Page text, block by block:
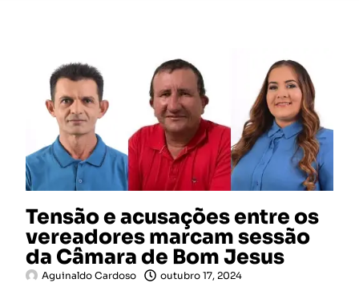
Tensão e acusações entre os
vereadores marcam sessão
da Câmara de Bom Jesus
Aguinaldo Cardoso
outubro 17, 2024